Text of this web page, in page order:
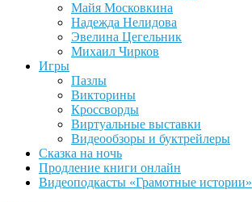
Майя Московкина
Надежда Нелидова
Эвелина Цегельник
Михаил Чирков
Игры
Пазлы
Викторины
Кроссворды
Виртуальные выставки
Видеообзоры и буктрейлеры
Сказка на ночь
Продление книги онлайн
Видеоподкасты «Грамотные истории»